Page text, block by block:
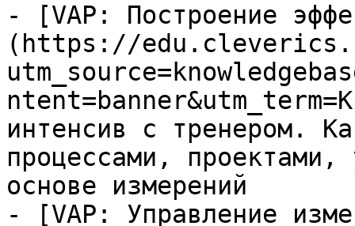
- [VAP: Построение
(https://
интенсив с тренером.
процессами, проектами,
основе измерений
- [VAP: Управление